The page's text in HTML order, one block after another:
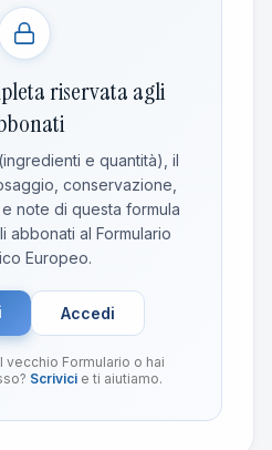
riservata agli
e quantità), il
conservazione,
note di questa formula
abbonati al Formulario
Europeo.
Accedi
vecchio Formulario o hai
Scrivici e ti aiutiamo.